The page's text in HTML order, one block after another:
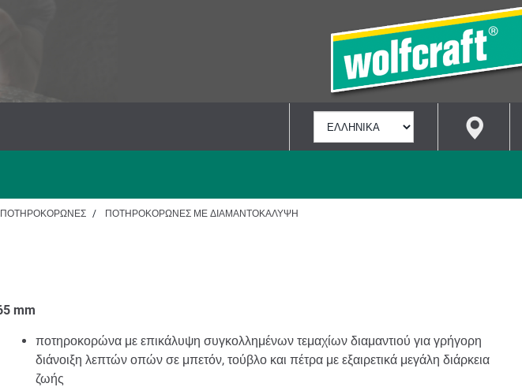
ΓΛΏΣΣΑΣ
ΠΟΤΗΡΟΚΟΡΏΝΕΣ
ΠΟΤΗΡΟΚΟΡΏΝΕΣ ΜΕ ΔΙΑΜΑΝΤΟΚΆΛΥΨΗ
mm
ποτηροκορώνα με επικάλυψη συγκολλημένων τεμαχίων διαμαντιού για γρήγορη
διάνοιξη λεπτών οπών σε μπετόν, τούβλο και πέτρα με εξαιρετικά μεγάλη διάρκεια
ζωής